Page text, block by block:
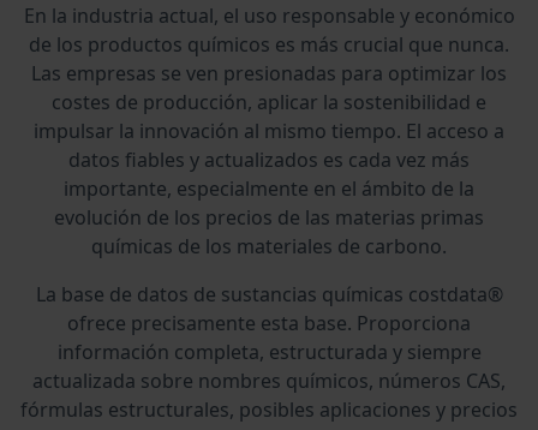
En la industria actual, el uso responsable y económico
de los productos químicos es más crucial que nunca.
Las empresas se ven presionadas para optimizar los
costes de producción, aplicar la sostenibilidad e
impulsar la innovación al mismo tiempo. El acceso a
datos fiables y actualizados es cada vez más
importante, especialmente en el ámbito de la
evolución de los precios de las materias primas
químicas de los materiales de carbono.
La base de datos de sustancias químicas costdata®
ofrece precisamente esta base. Proporciona
información completa, estructurada y siempre
actualizada sobre nombres químicos, números CAS,
fórmulas estructurales, posibles aplicaciones y precios